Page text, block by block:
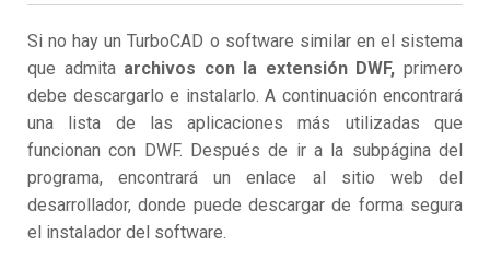
Si no hay un TurboCAD o software similar en el sistema
que admita archivos con la extensión DWF, primero
debe descargarlo e instalarlo. A continuación encontrará
una lista de las aplicaciones más utilizadas que
funcionan con DWF. Después de ir a la subpágina del
programa, encontrará un enlace al sitio web del
desarrollador, donde puede descargar de forma segura
el instalador del software.